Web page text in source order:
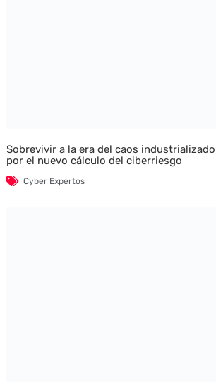
Sobrevivir a la era del caos
por el nuevo cálculo del ciberriesgo
Cyber Expertos